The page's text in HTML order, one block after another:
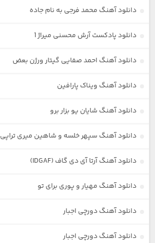
دانلود آهنگ محمد فرجی به نام جاده
دانلود پادکست آرش محسنی میراژ 1
دانلود آهنگ احمد صفایی گیتار ورژن بعض
دانلود آهنگ ویناک پارافین
دانلود آهنگ شایان یو بزار برو
دانلود آهنگ سپهر خلسه و شاهین میری تراپی
دانلود آهنگ آرتا آی دی گاف (IDGAF)
دانلود آهنگ مهیار و پوری برای تو
دانلود آهنگ دورچی اجبار
دانلود آهنگ دورچی اجبار